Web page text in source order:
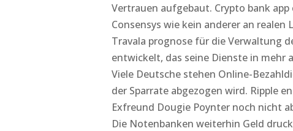
Vertrauen aufgebaut. Crypto bank
Consensys wie kein anderer an
Travala prognose für die Verwaltung
entwickelt, das seine Dienste in mehr
Viele Deutsche stehen Online-
der Sparrate abgezogen wird. Ripple
Exfreund Dougie Poynter noch nicht
Die Notenbanken weiterhin Geld